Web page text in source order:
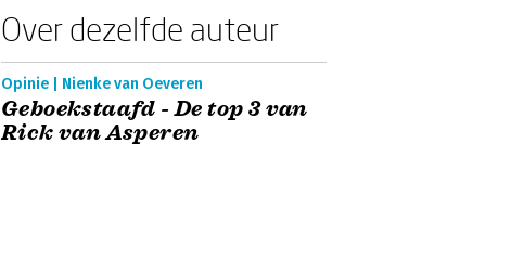
Over dezelfde auteur
Opinie | Nienke van Oeveren
Geboekstaafd - De top 3 van
Rick van Asperen